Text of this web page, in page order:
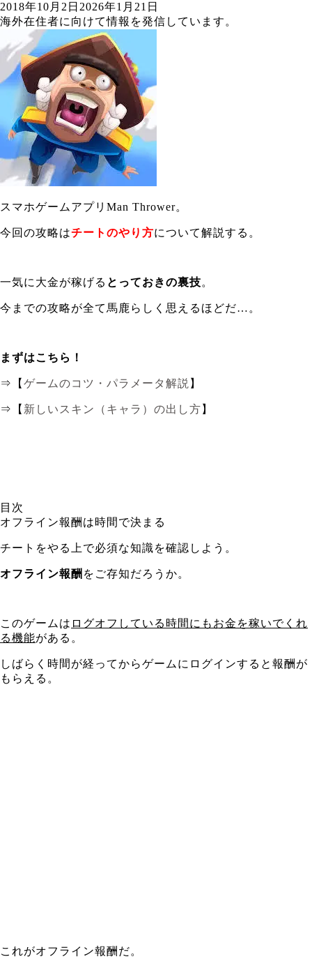
2018年10月2日 2026年1月21日
海外在住者に向けて情報を発信しています。
スマホゲームアプリMan Thrower。
今回の攻略はチートのやり方について解説する。
一気に大金が稼げる とっておきの裏技。
今までの攻略が全て馬鹿らしく思えるほどだ…。
まずはこちら！
⇒【 ゲームのコツ・パラメータ解説 】
⇒【 新しいスキン（キャラ）の出し方 】
目次
オフライン報酬は時間で決まる
チートをやる上で必須な知識を確認しよう。
オフライン報酬 をご存知だろうか。
このゲームは ログオフしている時間にもお金を稼いでくれ
る機能がある。
しばらく時間が経ってからゲームにログインすると報酬が
もらえる。
これがオフライン報酬だ。